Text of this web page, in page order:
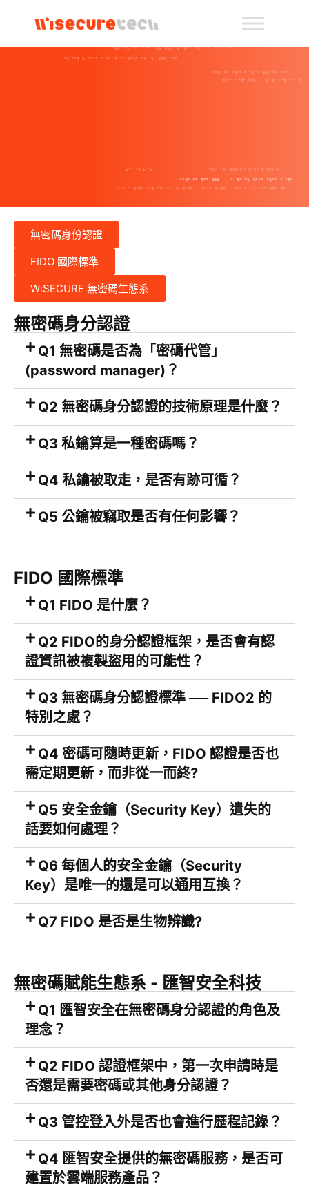
無密碼身份認證
FIDO 國際標準
WiSECURE 無密碼生態系
無密碼身分認證
Q1 無密碼是否為「密碼代管」
(password manager)？
Q2 無密碼身分認證的技術原理是什麼？
Q3 私鑰算是一種密碼嗎？
Q4 私鑰被取走，是否有跡可循？
Q5 公鑰被竊取是否有任何影響？
FIDO 國際標準
Q1 FIDO 是什麼？
Q2 FIDO的身分認證框架，是否會有認
證資訊被複製盜用的可能性？
Q3 無密碼身分認證標準 ── FIDO2 的
特別之處？
Q4 密碼可隨時更新，FIDO 認證是否也
需定期更新，而非從一而終?
Q5 安全金鑰（Security Key）遺失的
話要如何處理？
Q6 每個人的安全金鑰（Security
Key）是唯一的還是可以通用互換？
Q7 FIDO 是否是生物辨識?
無密碼賦能生態系 - 匯智安全科技
Q1 匯智安全在無密碼身分認證的角色及
理念？
Q2 FIDO 認證框架中，第一次申請時是
否還是需要密碼或其他身分認證？
Q3 管控登入外是否也會進行歷程記錄？
Q4 匯智安全提供的無密碼服務，是否可
建置於雲端服務產品？